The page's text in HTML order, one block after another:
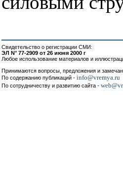
Свидетельство о регистрации СМИ:
ЭЛ N° 77-2909 от 26 июня 2000 г
Любое использование материалов и
Принимаются вопросы, предложения и
По содержанию публикаций - info@vremya.ru
По сотрудничеству и развитию сайта -